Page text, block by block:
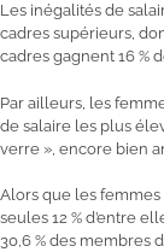
Les inégalités de
cadres supérieurs,
cadres gagnent 16 %
Par ailleurs, les
de salaire les plus
verre », encore bien
Alors que les femmes
seules 12 % d’entre
30,6 % des membres